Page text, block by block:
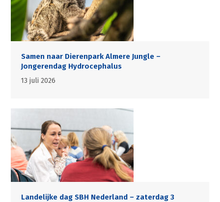
Samen naar Dierenpark Almere Jungle –
Jongerendag Hydrocephalus
13 juli 2026
Landelijke dag SBH Nederland – zaterdag 3